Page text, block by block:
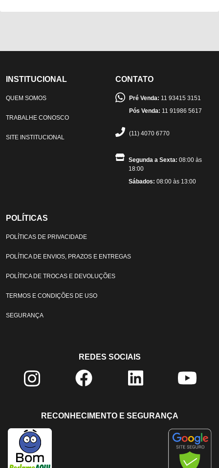
INSTITUCIONAL
QUEM SOMOS
TRABALHE CONOSCO
SITE INSTITUCIONAL
CONTATO
Pré Venda: 11 93415 3151
Pós Venda: 11 91986 5617
(11) 4070 6770
Segunda a Sexta: 08:00 às
18:00
Sábados: 08:00 às 13:00
POLÍTICAS
POLÍTICAS DE PRIVACIDADE
POLÍTICA DE ENVIOS, PRAZOS E ENTREGAS
POLÍTICA DE TROCAS E DEVOLUÇÕES
TERMOS E CONDIÇÕES DE USO
SEGURANÇA
REDES SOCIAIS
RECONHECIMENTO E SEGURANÇA